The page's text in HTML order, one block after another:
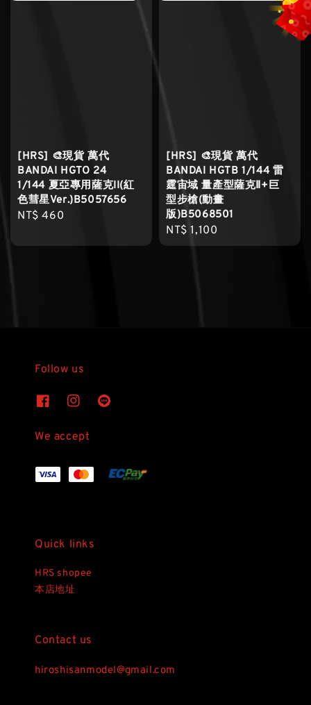
[HRS] 🎨現貨 萬代
BANDAI HGTO 24
1/144 夏亞專用薩克II(紅
色彗星Ver.)B5057656
Regular
NT$ 460
[HRS] 🎨現貨 萬代
BANDAI HGTB 1/144 雷
霆宙域 量產型薩克Ⅱ+巨
型步槍(動畫
版)B5068501
Regular
price
NT$ 1,100
Follow us
We accept
Quick links
HRS shopee
本店地址
Contact us
hiroshisanmodel@gmail.com